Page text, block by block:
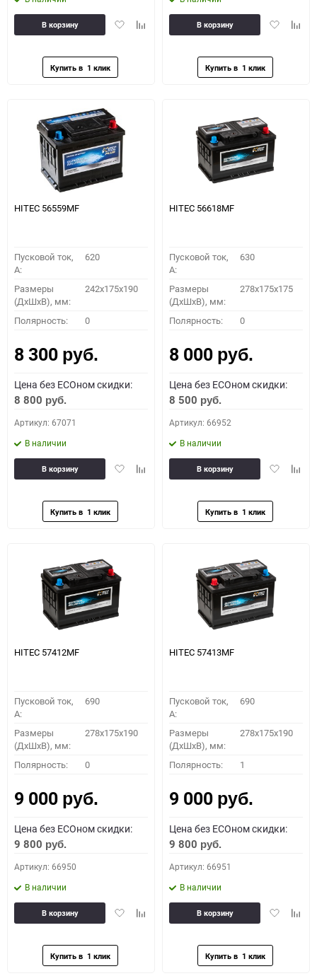
ДобавитьДобавить
В корзину
Добавить
В корзину
HITEC 56559MF
Пусковой ток,
A:
620
Размеры
(ДхШхВ), мм:
242x175x190
Полярность: 0
8 300 руб.
Цена без ECOном скидки:
8 800 руб.
Артикул: 67071
В наличии
ДобавитьДобавить
В корзину
HITEC 56618MF
Пусковой ток,
A:
630
Размеры
(ДхШхВ), мм:
278x175x175
Полярность: 0
8 000 руб.
Цена без ECOном скидки:
8 500 руб.
Артикул: 66952
В наличии
Добавить
В корзину
HITEC 57412MF
Пусковой ток,
A:
690
Размеры
(ДхШхВ), мм:
278x175x190
Полярность: 0
9 000 руб.
Цена без ECOном скидки:
9 800 руб.
Артикул: 66950
В наличии
ДобавитьДобавить
В корзину
HITEC 57413MF
Пусковой ток,
A:
690
Размеры
(ДхШхВ), мм:
278x175x190
Полярность: 1
9 000 руб.
Цена без ECOном скидки:
9 800 руб.
Артикул: 66951
В наличии
Добавить
В корзину